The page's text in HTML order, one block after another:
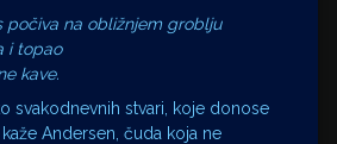
počiva na obližnjem groblju
i topao
kave.
svakodnevnih stvari, koje donose
Andersen, čuda koja ne